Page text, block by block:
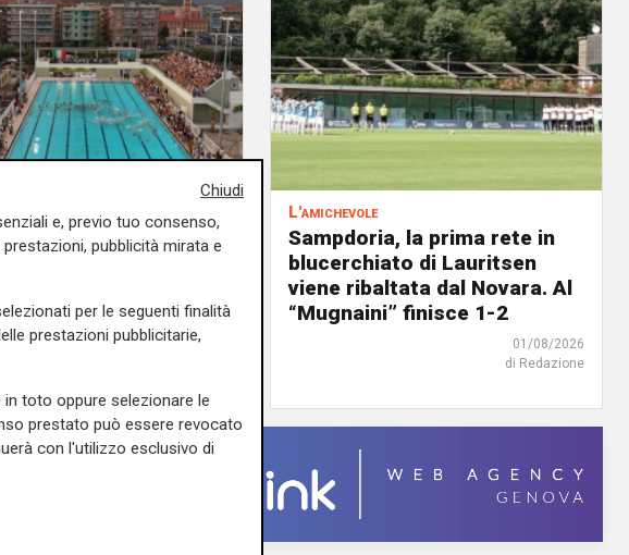
ritrova la piscina
inaugurato il
Capua
01/08/2026
L'amichevole
Sampdoria, la prima rete in
blucerchiato di Lauritsen
viene ribaltata dal Novara. Al
“Mugnaini” finisce 1-2
01/08/2026
di Redazione
Chiudi
e, previo tuo consenso,
pubblicità mirata e
per le seguenti finalità
prestazioni pubblicitarie,
toto oppure selezionare le
prestato può essere revocato
con l'utilizzo esclusivo di